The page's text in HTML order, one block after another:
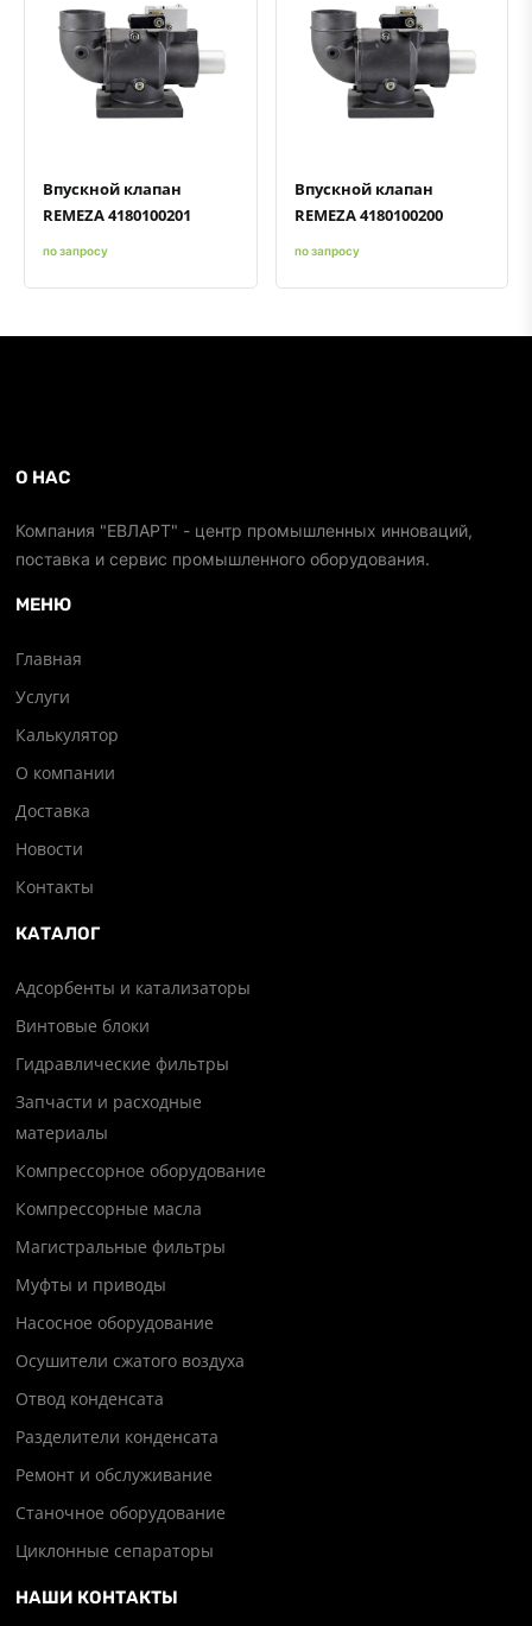
Быстрый просмотрДобавить к сравнению
Добавить в избранное
Впускной клапан
REMEZA 4180100201
по запросу
Быстрый просмотрДобавить к сравнению
Добавить в избранное
Впускной клапан
REMEZA 4180100200
по запросу
О НАС
Компания "ЕВЛАРТ" - центр промышленных инноваций,
поставка и сервис промышленного оборудования.
МЕНЮ
Главная
Услуги
Калькулятор
О компании
Доставка
Новости
Контакты
КАТАЛОГ
Адсорбенты и катализаторы
Винтовые блоки
Гидравлические фильтры
Запчасти и расходные
материалы
Компрессорное оборудование
Компрессорные масла
Магистральные фильтры
Муфты и приводы
Насосное оборудование
Осушители сжатого воздуха
Отвод конденсата
Разделители конденсата
Ремонт и обслуживание
Станочное оборудование
Циклонные сепараторы
НАШИ КОНТАКТЫ